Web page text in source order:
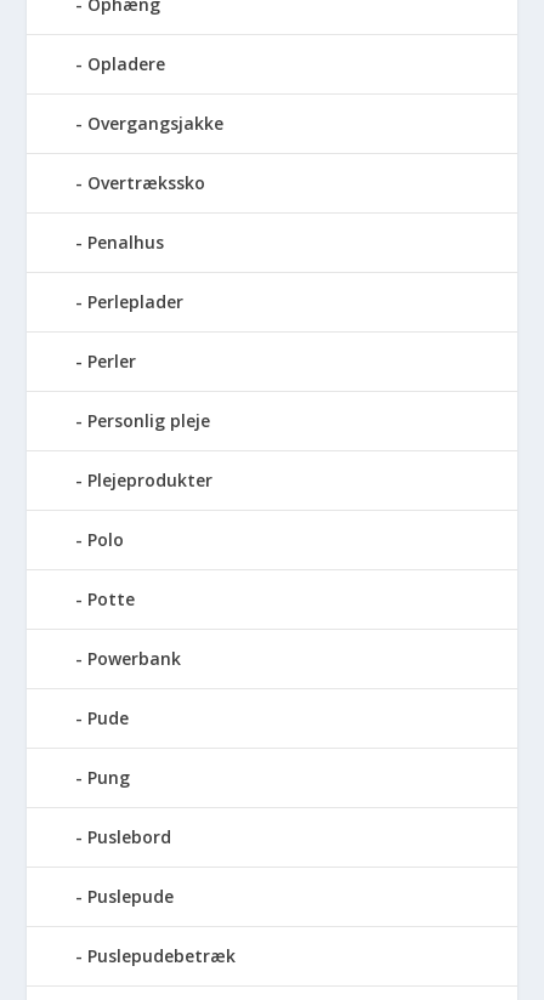
Opladere
Overgangsjakke
Overtrækssko
Penalhus
Perleplader
Perler
Personlig pleje
Plejeprodukter
Polo
Potte
Powerbank
Pude
Pung
Puslebord
Puslepude
Puslepudebetræk